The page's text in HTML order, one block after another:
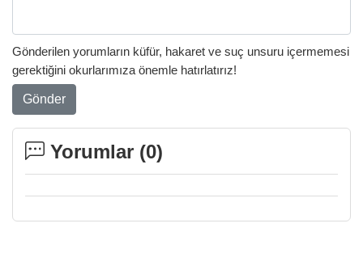
Gönderilen yorumların küfür, hakaret ve suç unsuru içermemesi
gerektiğini okurlarımıza önemle hatırlatırız!
Gönder
Yorumlar (0)